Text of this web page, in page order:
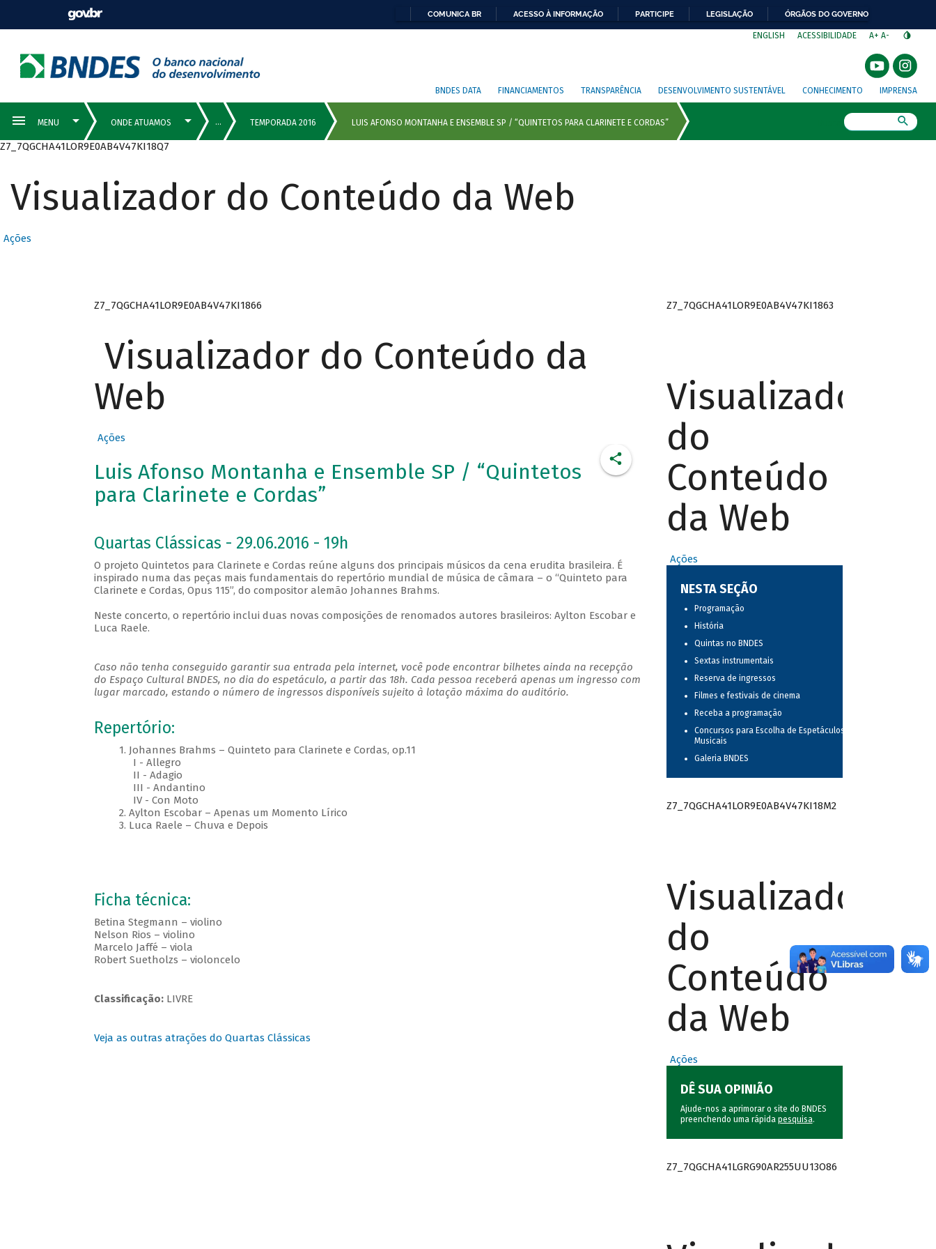
COMUNICA BR ACESSO À INFORMAÇÃO PARTICIPE LEGISLAÇÃO ÓRGÃOS DO GOVERNO
ENGLISH ACESSIBILIDADE A+ A-
BNDES DATA FINANCIAMENTOS TRANSPARÊNCIA DESENVOLVIMENTO SUSTENTÁVEL CONHECIMENTO IMPRENSA
Z7_7QGCHA41LOR9E0AB4V47KI18Q7
Visualizador do Conteúdo da Web
Ações
Z7_7QGCHA41LOR9E0AB4V47KI1866
Visualizador do Conteúdo da
Web
Ações
Luis Afonso Montanha e Ensemble SP / “Quintetos
para Clarinete e Cordas”
Quartas Clássicas - 29.06.2016 - 19h
O projeto Quintetos para Clarinete e Cordas reúne alguns dos principais músicos da cena erudita brasileira. É
inspirado numa das peças mais fundamentais do repertório mundial de música de câmara – o “Quinteto para
Clarinete e Cordas, Opus 115”, do compositor alemão Johannes Brahms.
Neste concerto, o repertório inclui duas novas composições de renomados autores brasileiros: Aylton Escobar e
Luca Raele.
Caso não tenha conseguido garantir sua entrada pela internet, você pode encontrar bilhetes ainda na recepção
do Espaço Cultural BNDES, no dia do espetáculo, a partir das 18h. Cada pessoa receberá apenas um ingresso com
lugar marcado, estando o número de ingressos disponíveis sujeito à lotação máxima do auditório.
Repertório:
1. Johannes Brahms – Quinteto para Clarinete e Cordas, op.11
I - Allegro
II - Adagio
III - Andantino
IV - Con Moto
2. Aylton Escobar – Apenas um Momento Lírico
3. Luca Raele – Chuva e Depois
Ficha técnica:
Betina Stegmann – violino
Nelson Rios – violino
Marcelo Jaffé – viola
Robert Suetholzs – violoncelo
Classificação:LIVRE
Veja as outras atrações do Quartas Clássicas
Z7_7QGCHA41LOR9E0AB4V47KI1863
Visualizador
do
Conteúdo
da Web
Ações
NESTA SEÇÃO
Programação
História
Quintas no BNDES
Sextas instrumentais
Reserva de ingressos
Filmes e festivais de cinema
Receba a programação
Concursos para Escolha de Espetáculos
Musicais
Galeria BNDES
Z7_7QGCHA41LOR9E0AB4V47KI18M2
Visualizador
do
Conteúdo
da Web
Ações
DÊ SUA OPINIÃO
Ajude-nos a aprimorar o site do BNDES
preenchendo uma rápida pesquisa.
Z7_7QGCHA41LGRG90AR255UU13O86